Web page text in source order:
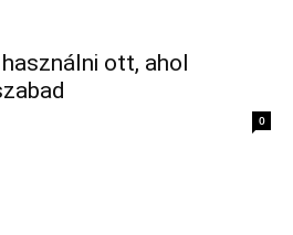
ott, ahol
0